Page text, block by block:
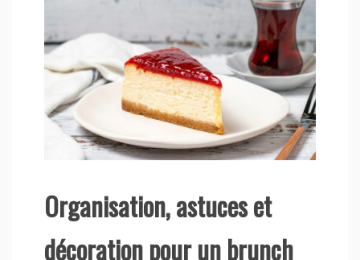
Organisation, astuces et
décoration pour un brunch